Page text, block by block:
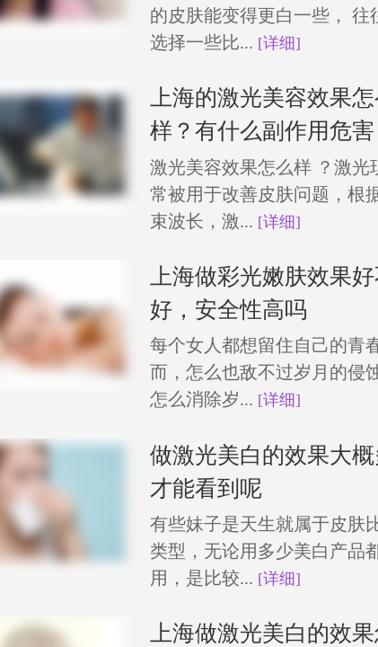
的皮肤能变得更白一些， 往
选择一些比... [详细]
上海的激光美容效果
样？有什么副作用危害
激光美容效果怎么样 ？激光
常被用于改善皮肤问题，根
束波长，激... [详细]
上海做彩光嫩肤效果
好，安全性高吗
每个女人都想留住自己的青
而，怎么也敌不过岁月的侵
怎么消除岁... [详细]
做激光美白的效果大概
才能看到呢
有些妹子是天生就属于皮肤
类型，无论用多少美白产品
用，是比较... [详细]
上海做激光美白的效